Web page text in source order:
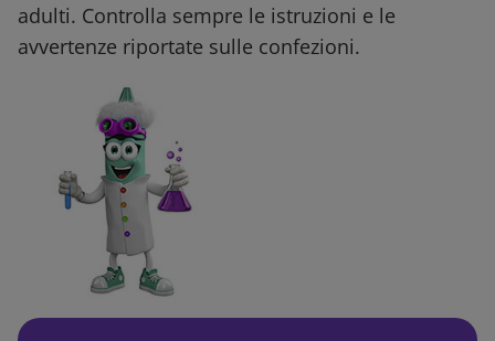
adulti. Controlla sempre le istruzioni e le
avvertenze riportate sulle confezioni.